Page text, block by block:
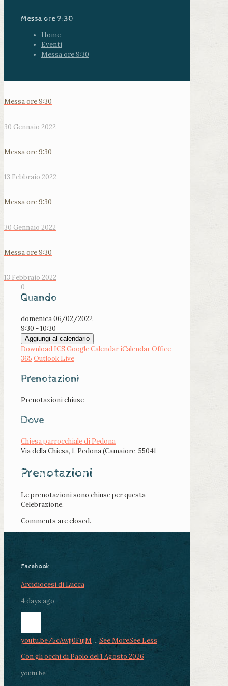
Messa ore 9:30
Home
Eventi
Messa ore 9:30
Messa ore 9:30
30 Gennaio 2022
Messa ore 9:30
13 Febbraio 2022
Messa ore 9:30
30 Gennaio 2022
Messa ore 9:30
13 Febbraio 2022
0
Quando
domenica 06/02/2022
9:30 - 10:30
Aggiungi al calendario
Download ICS Google Calendar iCalendarOffice
365 Outlook Live
Prenotazioni
Prenotazioni chiuse
Dove
Chiesa parrocchiale di Pedona
Via della Chiesa, 1, Pedona (Camaiore, 55041
Prenotazioni
Le prenotazioni sono chiuse per questa
Celebrazione.
Comments are closed.
Facebook
Arcidiocesi di Lucca
4 days ago
youtu.be/5cAwjj0FujM ... See MoreSee Less
Con gli occhi di Paolo del 1 Agosto 2026
youtu.be